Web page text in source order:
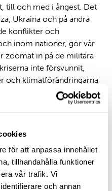
för att anpassa innehållet
tillhandahålla funktioner
vår trafik. Vi
och annan
till och med i ångest. Det
Ukraina och på andra
konflikter och
inom nationer, gör vår
zoomat in på de militära
inte försvunnit,
och klimatförändringarna
Tänk t.ex. att det
som skiljer oss från
med dessa ämnen
Förändring och
och sinnet, så vi bör se
sprida resultaten av vår